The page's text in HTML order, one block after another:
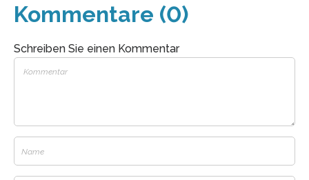
Kommentare (0)
Schreiben Sie einen Kommentar